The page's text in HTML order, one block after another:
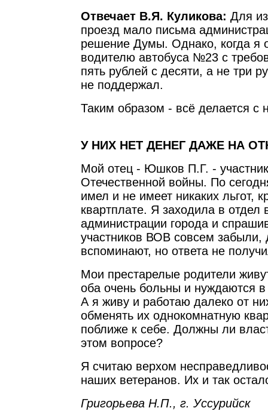
Отвечает В.Я. Куликова: Для
проезд мало письма
решение Думы. Однако, когда я
водителю автобуса №23 с
пять рублей с десяти, а не три
не поддержал.
Таким образом - всё делается с
У НИХ НЕТ ДЕНЕГ ДАЖЕ НА
Мой отец - Юшков П.Г. -
Отечественной войны. По
имел и не имеет никаких льгот,
квартплате. Я заходила в
администрации города и
участников ВОВ совсем
вспоминают, но ответа не
Мои престарелые родители
оба очень больны и нуждаются
А я живу и работаю далеко от
обменять их однокомнатную
поближе к себе. Должны ли
этом вопросе?
Я считаю верхом
наших ветеранов. Их и так
Григорьева Н.П., г. Уссурийск